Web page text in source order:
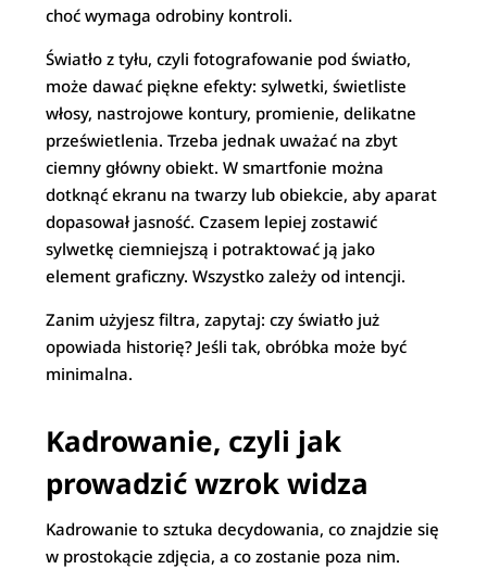
choć wymaga odrobiny kontroli.
Światło z tyłu, czyli fotografowanie pod światło,
może dawać piękne efekty: sylwetki, świetliste
włosy, nastrojowe kontury, promienie, delikatne
prześwietlenia. Trzeba jednak uważać na zbyt
ciemny główny obiekt. W smartfonie można
dotknąć ekranu na twarzy lub obiekcie, aby aparat
dopasował jasność. Czasem lepiej zostawić
sylwetkę ciemniejszą i potraktować ją jako
element graficzny. Wszystko zależy od intencji.
Zanim użyjesz filtra, zapytaj: czy światło już
opowiada historię? Jeśli tak, obróbka może być
minimalna.
Kadrowanie, czyli jak
prowadzić wzrok widza
Kadrowanie to sztuka decydowania, co znajdzie się
w prostokącie zdjęcia, a co zostanie poza nim.